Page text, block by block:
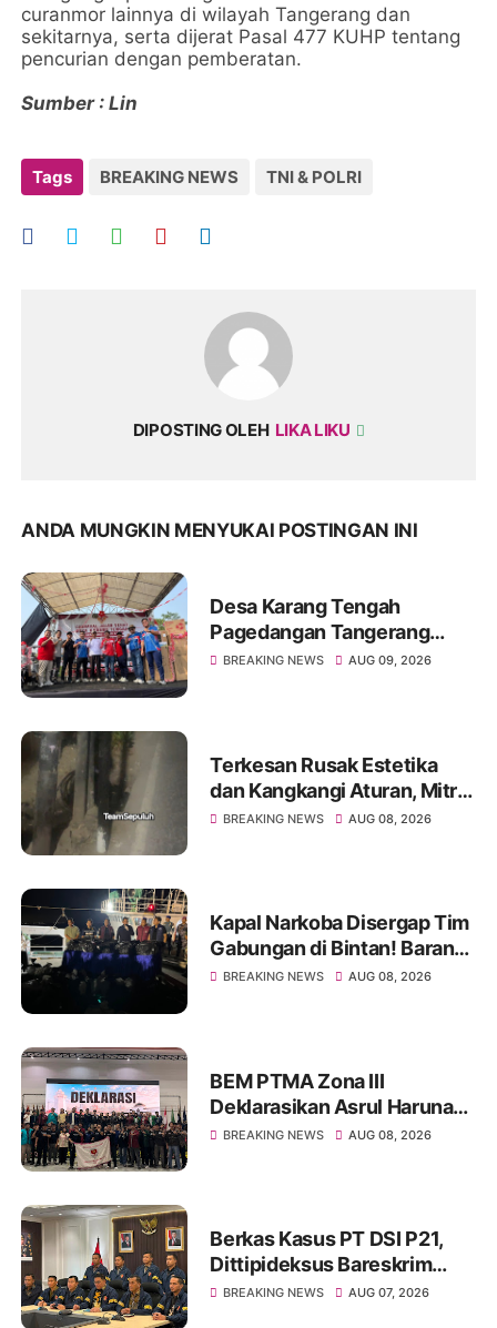
curanmor lainnya di wilayah Tangerang dan
sekitarnya, serta dijerat Pasal 477 KUHP tentang
pencurian dengan pemberatan.
Sumber : Lin
Tags BREAKING NEWS TNI & POLRI
DIPOSTING OLEH LIKA LIKU
ANDA MUNGKIN MENYUKAI POSTINGAN INI
Desa Karang Tengah
Pagedangan Tangerang
Peringati 81 Tahun RI
BREAKING NEWS AUG 09, 2026
Terkesan Rusak Estetika
dan Kangkangi Aturan, Mitra
My Republic Diduga
BREAKING NEWS AUG 08, 2026
Kapal Narkoba Disergap Tim
Gabungan di Bintan! Barang
Haram 1,3 Ton
BREAKING NEWS AUG 08, 2026
BEM PTMA Zona III
Deklarasikan Asrul Haruna
sebagai Calon Koordinator
BREAKING NEWS AUG 08, 2026
Berkas Kasus PT DSI P21,
Dittipideksus Bareskrim
Polri Selamatkan Ribuan
BREAKING NEWS AUG 07, 2026